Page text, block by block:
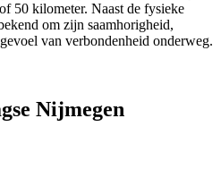
50 kilometer. Naast de fysieke
om zijn saamhorigheid,
van verbondenheid onderweg.
Nijmegen